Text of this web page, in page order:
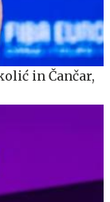
in Čančar,